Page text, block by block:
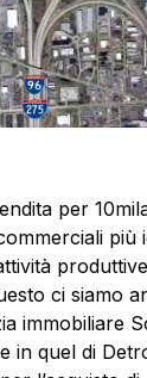
per
più
ci siamo
immobiliare
in quel di